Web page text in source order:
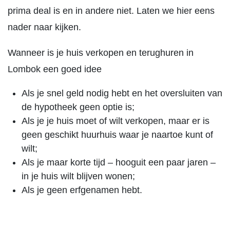
prima deal is en in andere niet. Laten we hier eens
nader naar kijken.
Wanneer is je huis verkopen en terughuren in
Lombok een goed idee
Als je snel geld nodig hebt en het oversluiten van
de hypotheek geen optie is;
Als je je huis moet of wilt verkopen, maar er is
geen geschikt huurhuis waar je naartoe kunt of
wilt;
Als je maar korte tijd – hooguit een paar jaren –
in je huis wilt blijven wonen;
Als je geen erfgenamen hebt.